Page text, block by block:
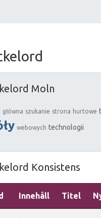
Moln
główna szukanie strona hurtowe
webowych technologii
Konsistens
Innehåll Titel